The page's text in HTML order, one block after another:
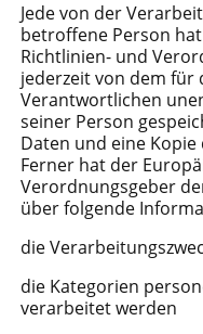
Jede von der
betroffene Person
Richtlinien- und
jederzeit von dem für
Verantwortlichen
seiner Person
Daten und eine
Ferner hat der
Verordnungsgeber
über folgende
die
die Kategorien
verarbeitet werden